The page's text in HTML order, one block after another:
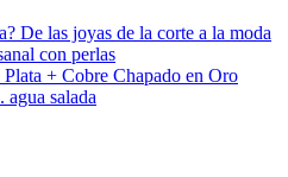
De las joyas de la corte a la moda
con perlas
+ Cobre Chapado en Oro
agua salada